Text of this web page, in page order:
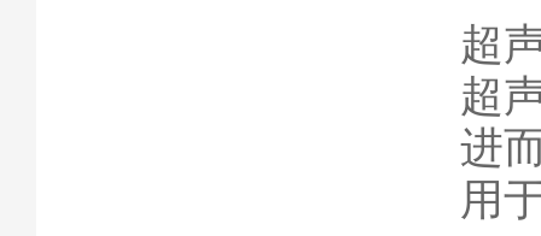
超
超
进
用